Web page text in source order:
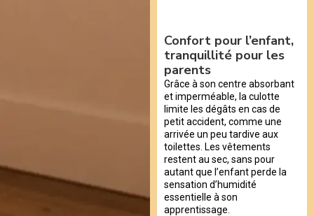
Confort pour l’enfant,
tranquillité pour les
parents
Grâce à son centre absorbant
et imperméable, la culotte
limite les dégâts en cas de
petit accident, comme une
arrivée un peu tardive aux
toilettes. Les vêtements
restent au sec, sans pour
autant que l’enfant perde la
sensation d’humidité
essentielle à son
apprentissage.